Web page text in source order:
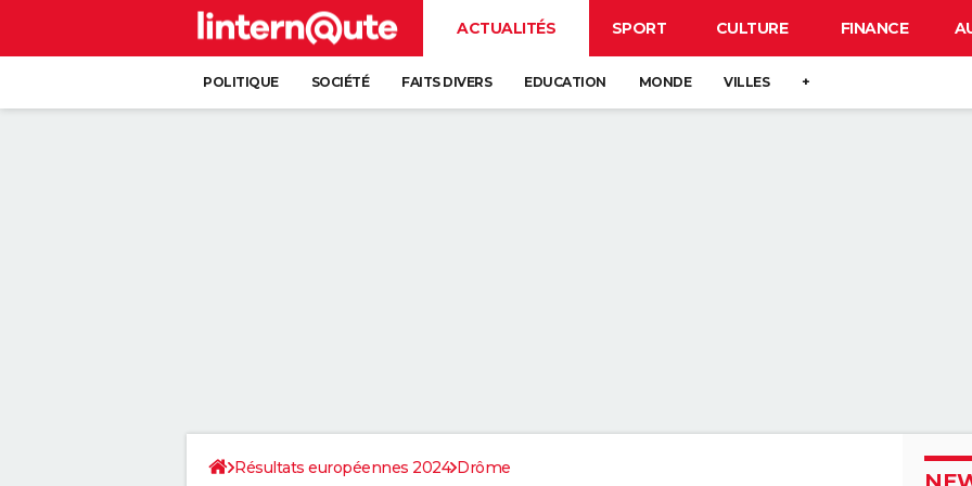
ACTUALITÉS SPORT CULTURE FINANCE
POLITIQUE SOCIÉTÉ FAITS DIVERS EDUCATION MONDE VILLES +
Résultats européennes 2024 Drôme